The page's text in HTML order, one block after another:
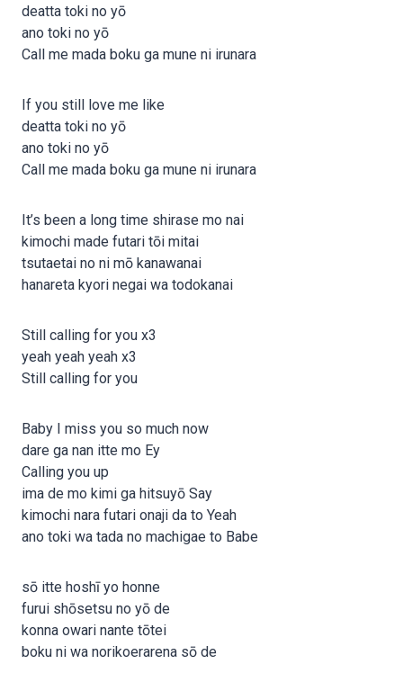
deatta toki no yō
ano toki no yō
Call me mada boku ga mune ni irunara
If you still love me like
deatta toki no yō
ano toki no yō
Call me mada boku ga mune ni irunara
It’s been a long time shirase mo nai
kimochi made futari tōi mitai
tsutaetai no ni mō kanawanai
hanareta kyori negai wa todokanai
Still calling for you x3
yeah yeah yeah x3
Still calling for you
Baby I miss you so much now
dare ga nan itte mo Ey
Calling you up
ima de mo kimi ga hitsuyō Say
kimochi nara futari onaji da to Yeah
ano toki wa tada no machigae to Babe
sō itte hoshī yo honne
furui shōsetsu no yō de
konna owari nante tōtei
boku ni wa norikoerarena sō de